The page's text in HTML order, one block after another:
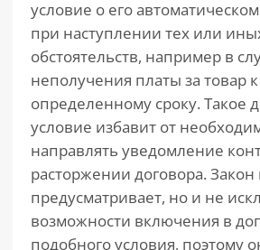
условие о его
при наступлении тех или
обстоятельств, например в
неполучения платы за товар к
определенному сроку. Такое
условие избавит от
направлять уведомление
расторжении договора. Закон
предусматривает, но и не
возможности включения в
подобного условия, поэтому